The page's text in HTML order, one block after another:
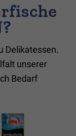
Delikatessen.
unserer
Bedarf